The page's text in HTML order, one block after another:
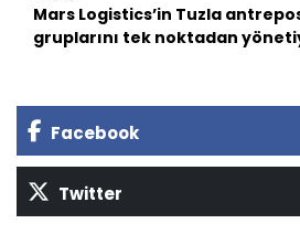
Mars Logistics’in Tuzla
gruplarını tek noktadan
Facebook
Twitter